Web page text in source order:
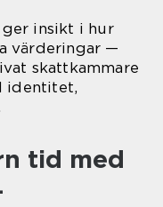
insikt i hur
värderingar —
skattkammare
identitet,
tid med